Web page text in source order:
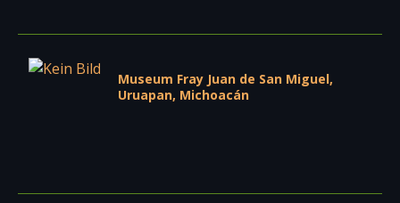
Museum Fray Juan de San Miguel,
Uruapan, Michoacán